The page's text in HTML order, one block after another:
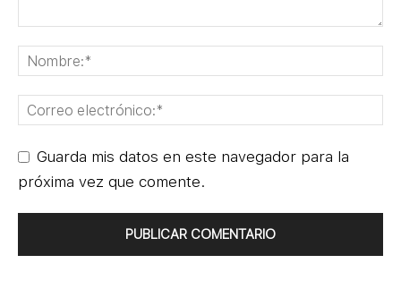
Guarda mis datos en este navegador para la
próxima vez que comente.